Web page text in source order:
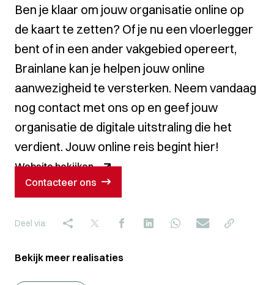
Deel via:
Bekijk meer realisaties
Ben je klaar om jouw organisatie online op
de kaart te zetten? Of je nu een vloerlegger
bent of in een ander vakgebied opereert,
Brainlane kan je helpen jouw online
aanwezigheid te versterken. Neem vandaag
nog contact met ons op en geef jouw
organisatie de digitale uitstraling die het
verdient. Jouw online reis begint hier!
Website bekijken
Contacteer ons